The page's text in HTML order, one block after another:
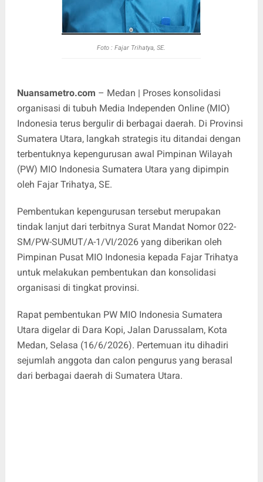
Foto :Fajar Trihatya, SE.
Nuansametro.com – Medan | Proses konsolidasi
organisasi di tubuh Media Independen Online (MIO)
Indonesia terus bergulir di berbagai daerah. Di Provinsi
Sumatera Utara, langkah strategis itu ditandai dengan
terbentuknya kepengurusan awal Pimpinan Wilayah
(PW) MIO Indonesia Sumatera Utara yang dipimpin
oleh Fajar Trihatya, SE.
Pembentukan kepengurusan tersebut merupakan
tindak lanjut dari terbitnya Surat Mandat Nomor 022-
SM/PW-SUMUT/A-1/VI/2026 yang diberikan oleh
Pimpinan Pusat MIO Indonesia kepada Fajar Trihatya
untuk melakukan pembentukan dan konsolidasi
organisasi di tingkat provinsi.
Rapat pembentukan PW MIO Indonesia Sumatera
Utara digelar di Dara Kopi, Jalan Darussalam, Kota
Medan, Selasa (16/6/2026). Pertemuan itu dihadiri
sejumlah anggota dan calon pengurus yang berasal
dari berbagai daerah di Sumatera Utara.